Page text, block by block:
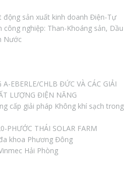
động sản xuất kinh doanh Điện-Tự
công nghiệp: Than-Khoáng sản, Dầu
Nước
A-EBERLE/CHLB ĐỨC VÀ CÁC GIẢI
LƯỢNG ĐIỆN NĂNG
cấp giải pháp Không khí sạch trong
PHƯỚC THÁI SOLAR FARM
khoa Phương Đông
Hải Phòng